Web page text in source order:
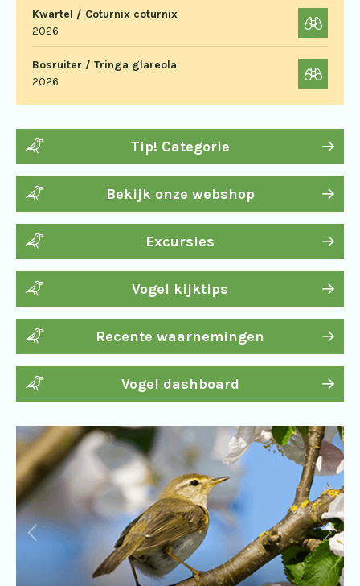
Kwartel / Coturnix coturnix
2026
Bosruiter / Tringa glareola
2026
Tip! Categorie
Bekijk onze webshop
Excursies
Vogel kijktips
Recente waarnemingen
Vogel dashboard